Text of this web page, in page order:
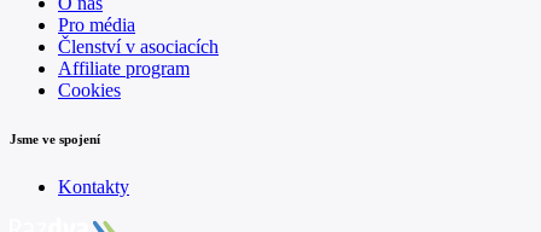
Pro média
Členství v asociacích
Affiliate program
Cookies
Jsme ve spojení
Kontakty